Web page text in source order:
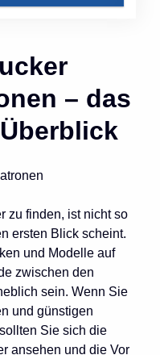
– das
zu finden, ist nicht so
ersten Blick scheint.
und Modelle auf
zwischen den
sein. Wenn Sie
und günstigen
Sie sich die
ansehen und die Vor